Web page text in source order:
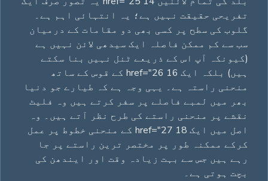
تفریحی حقیقت نہیں ہے؛ یہ انتہائی اہم ہے۔
گلوب کی سطح پر کسی بھی دو مقامات کے درمیان
سب سے کم ممکن فاصلہ ایک سیدھی لائن نہیں ہے
(کیونکہ آپ اس کے ذریعے ٹنل نہیں بنا سکتے
ہیں) بلکہ ایک 16 href="26 کے قوس کے ساتھ
منحنی راستہ ہے۔ یہی وجہ ہے کہ طیارے جو دنیا
بھر میں لمبے فاصلے پر سفر کرتے ہیں وہ فلیٹ
نقشے پر منحنی راستے کی طرح نظر آتے ہیں۔ وہ
اصل میں ایک 18 href="27 کے منحنی خطوط پر عمل
کرکے ممکنہ طور پر مختصر ترین راستے پر جا
رہے ہیں جس سے بہت زیادہ وقت اور ایندھن کی
بچت ہوتی ہے۔